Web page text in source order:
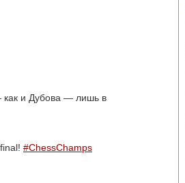
как и Дубова — лишь в
#ChessChamps